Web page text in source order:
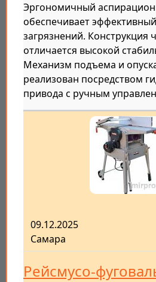
Эргономичный
обеспечивает
загрязнений. Конструкция
отличается высокой
Механизм подъема и
реализован посредством
привода с ручным
09.12.2025
Самара
Рейсмусо-